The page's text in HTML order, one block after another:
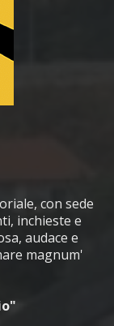
con sede
inchieste e
audace e
magnum'